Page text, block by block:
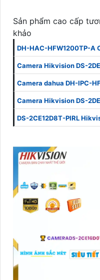
Sản phẩm cao cấp
khảo
DH-HAC-HFW1200TP-A
Camera Hikvision DS-
Camera dahua DH-IPC-
Camera Hikvision DS-
DS-2CE12D8T-PIRL